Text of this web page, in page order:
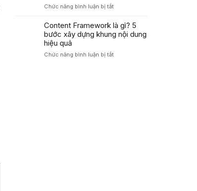
Lệ
Đổi
Cao
công
AIDA
tối
lệ
Chức năng bình luận bị tắtở
là
gì?
Vai
&
Content Framework là gì? 5
bước xây dựng khung nội dung
hiệu quả
Chức năng bình luận bị tắtở